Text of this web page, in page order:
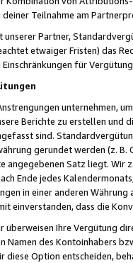
Teilnahme am
Partner,
etwaiger Fristen) das
für
unternehmen,
Berichte zu erstellen und
sind.
gerundet werden (z.
angegebenen Satz liegt.
Ende jedes
in einer anderen
einverstanden, dass die
überweisen Ihre Vergütung
Namen des Kontoinhabers
Option entscheiden,